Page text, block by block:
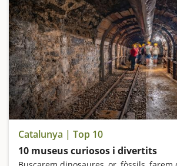
Catalunya | Top 10
10 museus curiosos i divertits